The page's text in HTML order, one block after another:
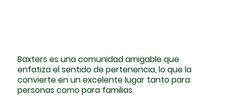
Baxters es una comunidad amigable que
enfatiza el sentido de pertenencia, lo que la
convierte en un excelente lugar tanto para
personas como para familias.